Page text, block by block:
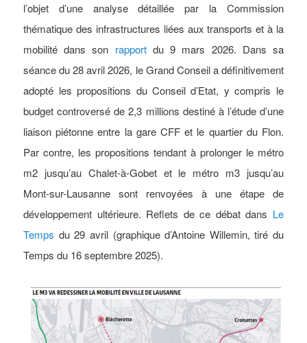
l’objet d’une analyse détaillée par la Commission
thématique des infrastructures liées aux transports et à la
mobilité dans son rapportdu 9 mars 2026. Dans sa
séance du 28 avril 2026, le Grand Conseil a définitivement
adopté les propositions du Conseil d’Etat, y compris le
budget controversé de 2,3 millions destiné à l’étude d’une
liaison piétonne entre la gare CFF et le quartier du Flon.
Par contre, les propositions tendant à prolonger le métro
m2 jusqu’au Chalet-à-Gobet et le métro m3 jusqu’au
Mont-sur-Lausanne sont renvoyées à une étape de
développement ultérieure. Reflets de ce débat dans Le
Temps du 29 avril (graphique d’Antoine Willemin, tiré du
Temps du 16 septembre 2025).